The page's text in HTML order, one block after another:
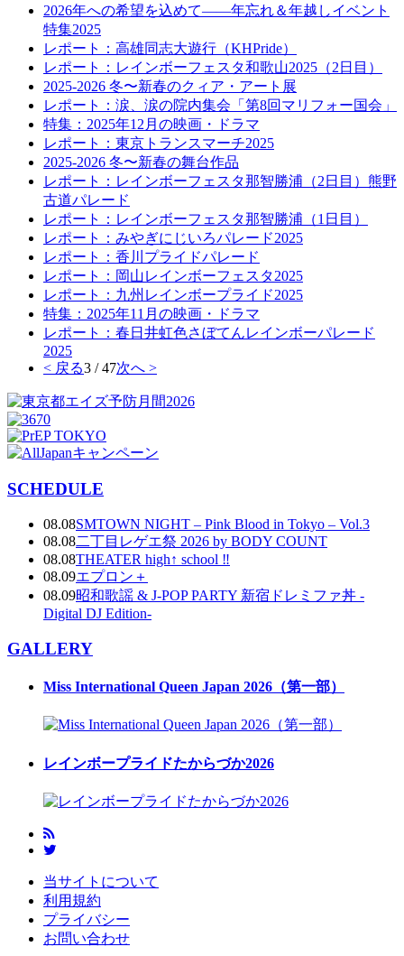
2026年への希望を込めて――年忘れ＆年越しイベント
特集2025
レポート：高雄同志大遊行（KHPride）
レポート：レインボーフェスタ和歌山2025（2日目）
2025-2026 冬〜新春のクィア・アート展
レポート：涙、涙の院内集会「第8回マリフォー国会」
特集：2025年12月の映画・ドラマ
レポート：東京トランスマーチ2025
2025-2026 冬〜新春の舞台作品
レポート：レインボーフェスタ那智勝浦（2日目）熊野
古道パレード
レポート：レインボーフェスタ那智勝浦（1日目）
レポート：みやぎにじいろパレード2025
レポート：香川プライドパレード
レポート：岡山レインボーフェスタ2025
レポート：九州レインボープライド2025
特集：2025年11月の映画・ドラマ
レポート：春日井虹色さぼてんレインボーパレード
2025
< 戻る3 / 47次へ >
SCHEDULE
08.08SMTOWN NIGHT – Pink Blood in Tokyo – Vol.3
08.08二丁目レゲエ祭 2026 by BODY COUNT
08.08THEATER high↑ school ‼
08.09エプロン＋
08.09昭和歌謡 & J-POP PARTY 新宿ドレミファ丼 -
Digital DJ Edition-
GALLERY
Miss International Queen Japan 2026（第一部）
レインボープライドたからづか2026
当サイトについて
利用規約
プライバシー
お問い合わせ